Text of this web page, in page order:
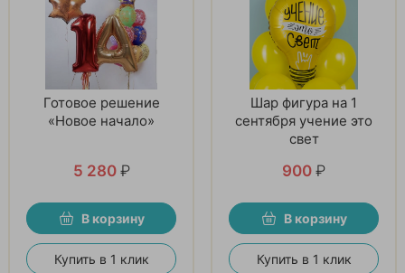
Готовое решение
«Новое начало»
5 280 ₽
В корзину
Купить в 1 клик
Шар фигура на 1
сентября учение это
свет
900 ₽
В корзину
Купить в 1 клик